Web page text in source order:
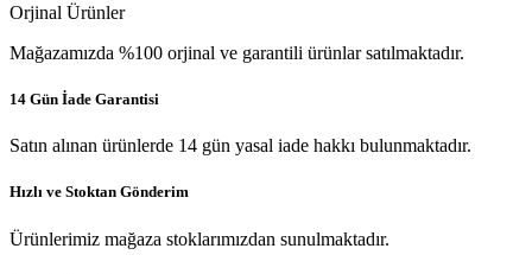
Orjinal Ürünler
Mağazamızda %100 orjinal ve garantili ürünlar satılmaktadır.
14 Gün İade Garantisi
Satın alınan ürünlerde 14 gün yasal iade hakkı bulunmaktadır.
Hızlı ve Stoktan Gönderim
Ürünlerimiz mağaza stoklarımızdan sunulmaktadır.